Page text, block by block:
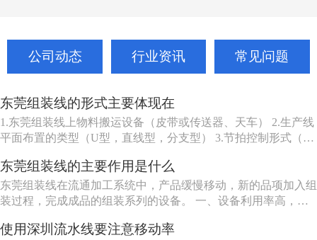
公司动态 行业资讯 常见问题
东莞组装线的形式主要体现在
1.东莞组装线上物料搬运设备（皮带或传送器、天车） 2.生产线
平面布置的类型（U型，直线型，分支型） 3.节拍控制形式（机
装线工作站特性（工人可以坐、站、跟着装配线走或随装配线一
起移动等） 6.东莞组装线的长度（几个或许多工人） ...
东莞组装线的主要作用是什么
东莞组装线在流通加工系统中，产品缓慢移动，新的品项加入组
装过程，完成成品的组装系列的设备。 一、设备利用率高，一
提高数倍。 二、在制品减少80%左右。 三、生产能力相对稳
使用深圳流水线要注意移动率